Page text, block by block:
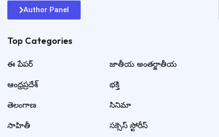
Author Panel
Top Categories​
ఈ పేపర్
ఆంధ్రప్రదేశ్
తెలంగాణ
సాహితీ
జాతీయ అంతర్జాతీయ
భక్తి
సినిమా
సక్సెస్ స్టోరీస్